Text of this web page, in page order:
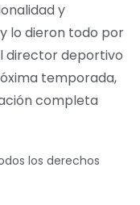
y
lo dieron todo por
director deportivo
temporada,
completa
los derechos